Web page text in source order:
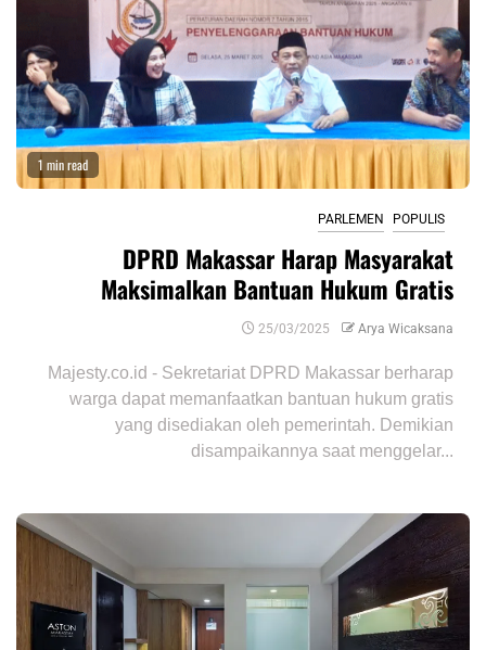
1 min read
PARLEMEN POPULIS
DPRD Makassar Harap Masyarakat
Maksimalkan Bantuan Hukum Gratis
25/03/2025 Arya Wicaksana
Majesty.co.id - Sekretariat DPRD Makassar berharap
warga dapat memanfaatkan bantuan hukum gratis
yang disediakan oleh pemerintah. Demikian
disampaikannya saat menggelar...